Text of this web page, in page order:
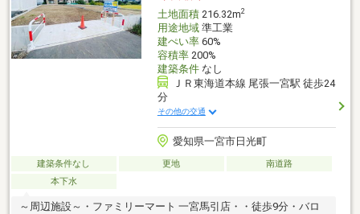
土地面積216.32m2
用途地域準工業
建ぺい率60%
容積率200%
建築条件なし
ＪＲ東海道本線 尾張一宮駅 徒歩24
分
その他の交通
愛知県一宮市日光町
建築条件なし 更地
南道路
本下水
～周辺施設～・ファミリーマート 一宮馬引店・・徒歩9分・バロ